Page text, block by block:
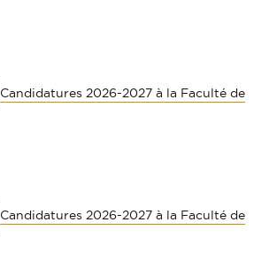
Candidatures 2026-2027 à la Faculté de
Candidatures 2026-2027 à la Faculté de